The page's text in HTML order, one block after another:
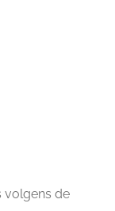
volgens de